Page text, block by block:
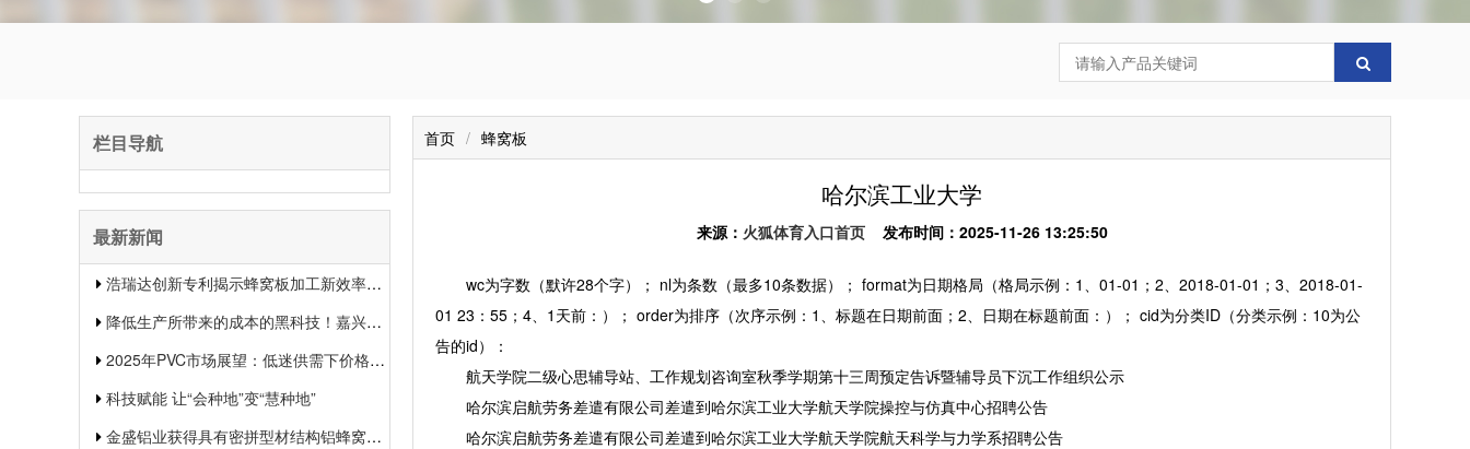
栏目导航
最新新闻
浩瑞达创新专利揭示蜂窝板加工新效率提升行业竞争力
降低生产所带来的成本的黑科技！嘉兴中集新材料的生物质蜂窝板专利申报引发热议
2025年PVC市场展望：低迷供需下价格或将下滑
科技赋能 让“会种地”变“慧种地”
金盛铝业获得具有密拼型材结构铝蜂窝板专利有用提升了装置功率和装置质量
首页 / 蜂窝板
哈尔滨工业大学
来源： 火狐体育入口首页发布时间：2025-11-26 13:25:50
wc为字数（默许28个字）； nl为条数（最多10条数据）； format为日期格局（格局示例：1、01-01；2、2018-01-01；3、2018-01-
01 23：55；4、1天前：）； order为排序（次序示例：1、标题在日期前面；2、日期在标题前面：）； cid为分类ID（分类示例：10为公
告的id）：
航天学院二级心思辅导站、工作规划咨询室秋季学期第十三周预定告诉暨辅导员下沉工作组织公示
哈尔滨启航劳务差遣有限公司差遣到哈尔滨工业大学航天学院操控与仿真中心招聘公告
哈尔滨启航劳务差遣有限公司差遣到哈尔滨工业大学航天学院航天科学与力学系招聘公告